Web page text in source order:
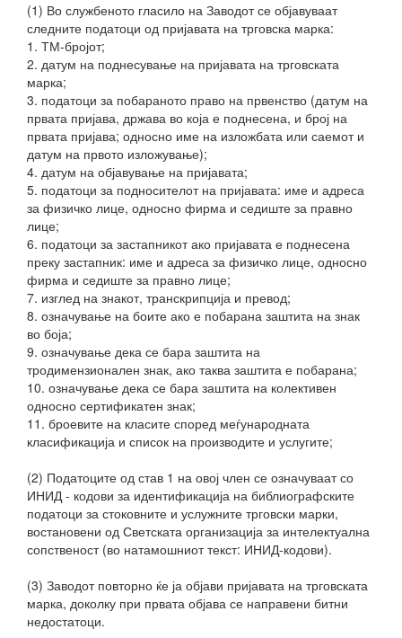
(1) Во службеното гласило на Заводот се објавуваат
следните податоци од пријавата на трговска марка:
1. ТМ-бројот;
2. датум на поднесување на пријавата на трговската
марка;
3. податоци за побараното право на првенство (датум на
првата пријава, држава во која е поднесена, и број на
првата пријава; односно име на изложбата или саемот и
датум на првото изложување);
4. датум на објавување на пријавата;
5. податоци за подносителот на пријавата: име и адреса
за физичко лице, односно фирма и седиште за правно
лице;
6. податоци за застапникот ако пријавата е поднесена
преку застапник: име и адреса за физичко лице, односно
фирма и седиште за правно лице;
7. изглед на знакот, транскрипција и превод;
8. означување на боите ако е побарана заштита на знак
во боја;
9. означување дека се бара заштита на
тродимензионален знак, ако таква заштита е побарана;
10. означување дека се бара заштита на колективен
односно сертификатен знак;
11. броевите на класите според меѓународната
класификација и список на производите и услугите;
(2) Податоците од став 1 на овој член се означуваат со
ИНИД - кодови за идентификација на библиографските
податоци за стоковните и услужните трговски марки,
востановени од Светската организација за интелектуална
сопственост (во натамошниот текст: ИНИД-кодови).
(3) Заводот повторно ќе ја објави пријавата на трговската
марка, доколку при првата објава се направени битни
недостатоци.